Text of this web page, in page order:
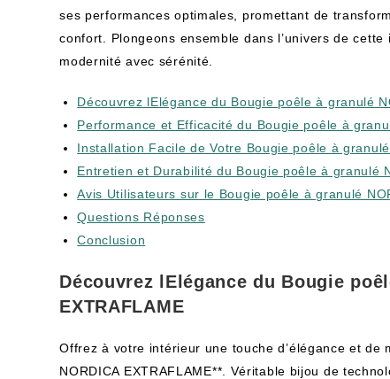
ses performances optimales, promettant de
confort. Plongeons ensemble dans l’univers de
modernité avec sérénité.
Découvrez lElégance du Bougie poêle à granulé
Performance et Efficacité du Bougie poêle à
Installation Facile de Votre Bougie poêle à
Entretien et Durabilité du Bougie poêle à granulé
Avis Utilisateurs sur le Bougie poêle à granulé
Questions Réponses
Conclusion
Découvrez lElégance du Bougie
EXTRAFLAME
Offrez à votre intérieur une touche d’élégance et
NORDICA EXTRAFLAME**. Véritable bijou de